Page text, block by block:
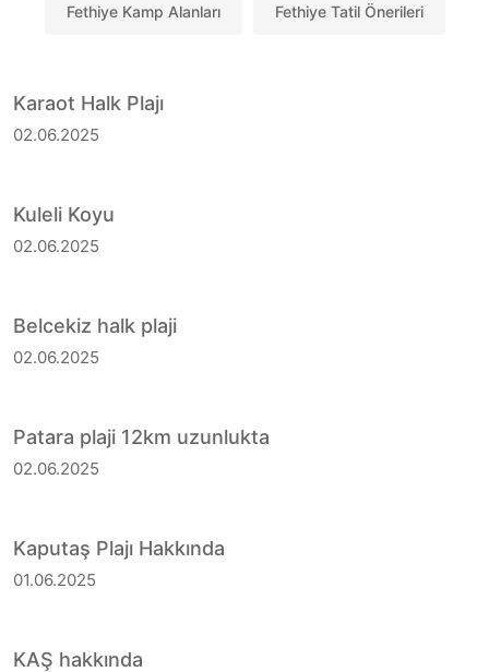
İletişim
Fethiye Kamp Alanları Fethiye Tatil Önerileri
Karaot Halk Plajı
02.06.2025
Kuleli Koyu
02.06.2025
Belcekiz halk plaji
02.06.2025
Patara plaji 12km uzunlukta
02.06.2025
Kaputaş Plajı Hakkında
01.06.2025
KAŞ hakkında